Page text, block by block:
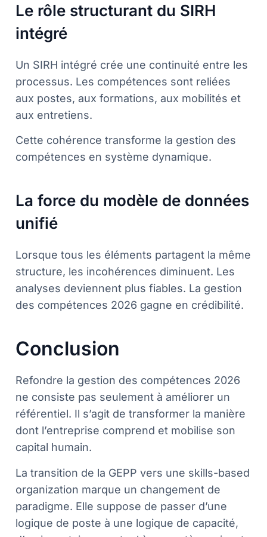
Le rôle structurant du SIRH
intégré
Un SIRH intégré crée une continuité entre les
processus. Les compétences sont reliées
aux postes, aux formations, aux mobilités et
aux entretiens.
Cette cohérence transforme la gestion des
compétences en système dynamique.
La force du modèle de données
unifié
Lorsque tous les éléments partagent la même
structure, les incohérences diminuent. Les
analyses deviennent plus fiables. La gestion
des compétences 2026 gagne en crédibilité.
Conclusion
Refondre la gestion des compétences 2026
ne consiste pas seulement à améliorer un
référentiel. Il s’agit de transformer la manière
dont l’entreprise comprend et mobilise son
capital humain.
La transition de la GEPP vers une skills-based
organization marque un changement de
paradigme. Elle suppose de passer d’une
logique de poste à une logique de capacité,